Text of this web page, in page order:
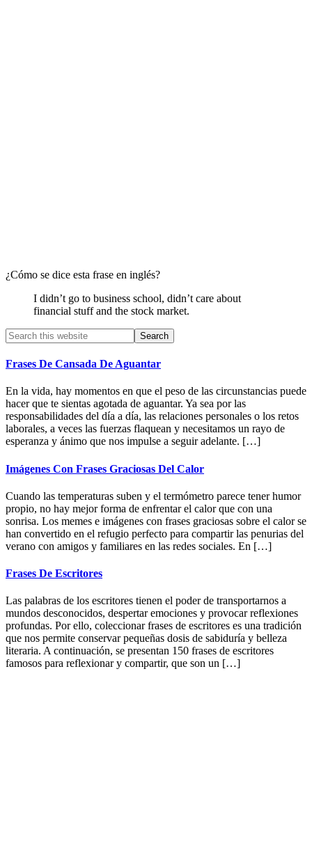
¿Cómo se dice esta frase en inglés?
I didn’t go to business school, didn’t care about
financial stuff and the stock market.
Primary
Sidebar
Search
this
website
Frases De Cansada De Aguantar
En la vida, hay momentos en que el peso de las circunstancias puede
hacer que te sientas agotada de aguantar. Ya sea por las
responsabilidades del día a día, las relaciones personales o los retos
laborales, a veces las fuerzas flaquean y necesitamos un rayo de
esperanza y ánimo que nos impulse a seguir adelante. […]
Imágenes Con Frases Graciosas Del Calor
Cuando las temperaturas suben y el termómetro parece tener humor
propio, no hay mejor forma de enfrentar el calor que con una
sonrisa. Los memes e imágenes con frases graciosas sobre el calor se
han convertido en el refugio perfecto para compartir las penurias del
verano con amigos y familiares en las redes sociales. En […]
Frases De Escritores
Las palabras de los escritores tienen el poder de transportarnos a
mundos desconocidos, despertar emociones y provocar reflexiones
profundas. Por ello, coleccionar frases de escritores es una tradición
que nos permite conservar pequeñas dosis de sabiduría y belleza
literaria. A continuación, se presentan 150 frases de escritores
famosos para reflexionar y compartir, que son un […]